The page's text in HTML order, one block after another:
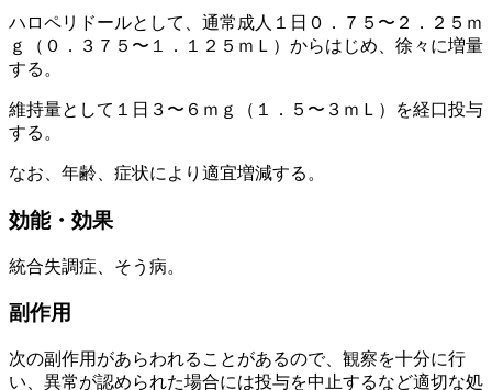
ハロペリドールとして、通常成人１日０．７５〜２．２５ｍ
ｇ（０．３７５〜１．１２５ｍＬ）からはじめ、徐々に増量
する。
維持量として１日３〜６ｍｇ（１．５〜３ｍＬ）を経口投与
する。
なお、年齢、症状により適宜増減する。
効能・効果
統合失調症、そう病。
副作用
次の副作用があらわれることがあるので、観察を十分に行
い、異常が認められた場合には投与を中止するなど適切な処